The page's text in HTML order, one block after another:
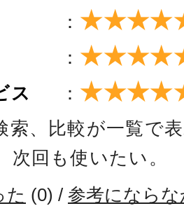
：
：
ス ：
索、比較が一覧で
次回も使いたい。
た (0) / 参考になら